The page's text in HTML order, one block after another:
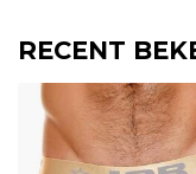
RECENT